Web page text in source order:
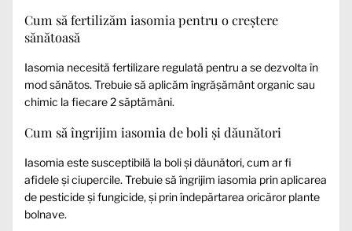
Cum să fertilizăm iasomia pentru o creștere
sănătoasă
Iasomia necesită fertilizare regulată pentru a se dezvolta în
mod sănătos. Trebuie să aplicăm îngrășământ organic sau
chimic la fiecare 2 săptămâni.
Cum să îngrijim iasomia de boli și dăunători
Iasomia este susceptibilă la boli și dăunători, cum ar fi
afidele și ciupercile. Trebuie să îngrijim iasomia prin aplicarea
de pesticide și fungicide, și prin îndepărtarea oricăror plante
bolnave.